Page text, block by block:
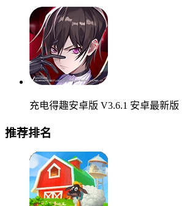
充电得趣安卓版 V3.6.1 安卓最新版
推荐排名